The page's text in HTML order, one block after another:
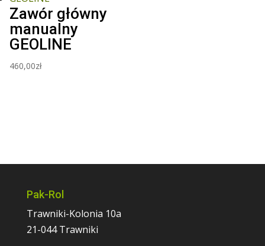
Zawór główny
manualny
GEOLINE
460,00zł
Pak-Rol
Trawniki-Kolonia 10a
21-044 Trawniki